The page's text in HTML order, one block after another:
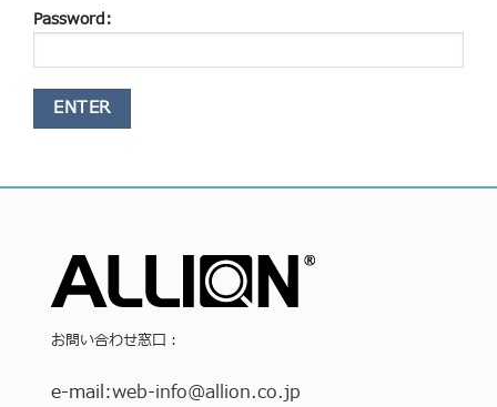
Password:
お問い合わせ窓口：
e-mail:web-info@allion.co.jp